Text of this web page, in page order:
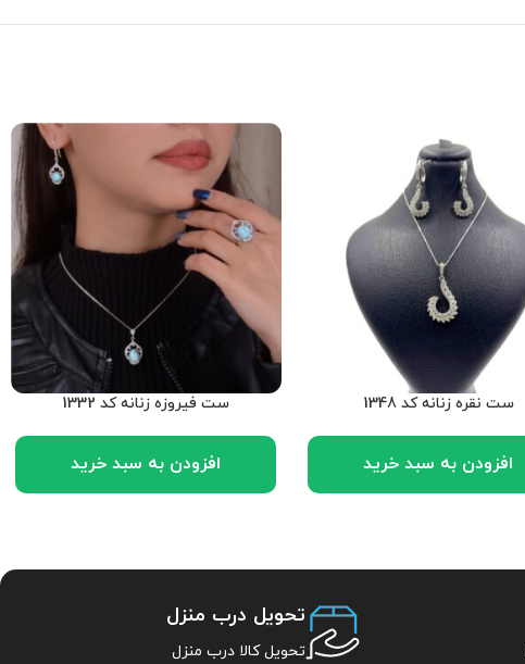
ست نقره زنانه کد 1348
افزودن به سبد خرید
ست فیروزه زنانه کد 1332
افزودن به سبد خرید
تحویل درب منزل
تحویل کالا درب منزل